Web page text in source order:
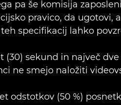
pa še komisija
pravico, da ugotovi,
specifikacij lahko
sekund in največ
ne smejo naložiti
odstotkov (50 %)